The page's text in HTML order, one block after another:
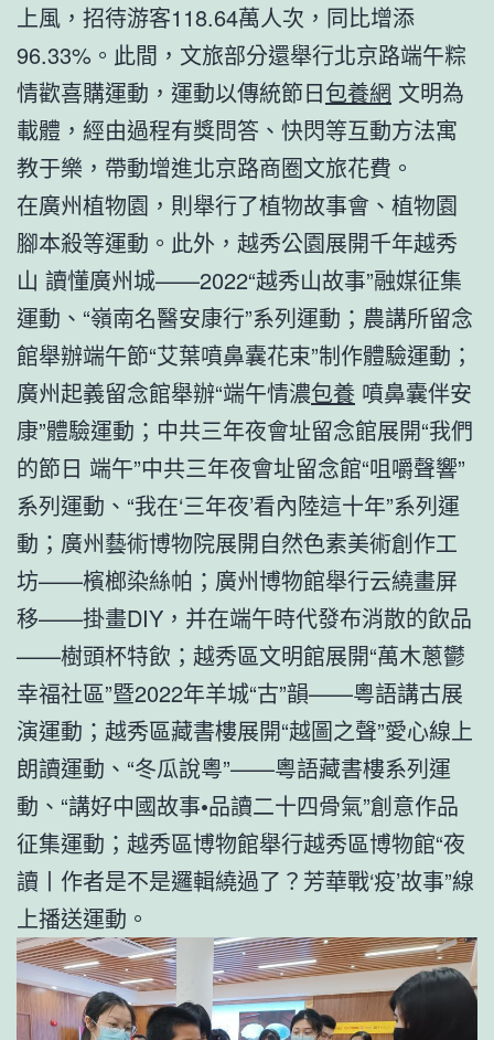
上風，招待游客118.64萬人次，同比增添
96.33%。此間，文旅部分還舉行北京路端午粽
情歡喜購運動，運動以傳統節日包養網 文明為
載體，經由過程有獎問答、快閃等互動方法寓
教于樂，帶動增進北京路商圈文旅花費。
在廣州植物園，則舉行了植物故事會、植物園
腳本殺等運動。此外，越秀公園展開千年越秀
山 讀懂廣州城——2022“越秀山故事”融媒征集
運動、“嶺南名醫安康行”系列運動；農講所留念
館舉辦端午節“艾葉噴鼻囊花束”制作體驗運動；
廣州起義留念館舉辦“端午情濃包養 噴鼻囊伴安
康”體驗運動；中共三年夜會址留念館展開“我們
的節日 端午”中共三年夜會址留念館“咀嚼聲響”
系列運動、“我在‘三年夜’看內陸這十年”系列運
動；廣州藝術博物院展開自然色素美術創作工
坊——檳榔染絲帕；廣州博物館舉行云繞畫屏
移——掛畫DIY，并在端午時代發布消散的飲品
——樹頭杯特飲；越秀區文明館展開“萬木蔥鬱
幸福社區”暨2022年羊城“古”韻——粵語講古展
演運動；越秀區藏書樓展開“越圖之聲”愛心線上
朗讀運動、“冬瓜說粵”——粵語藏書樓系列運
動、“講好中國故事•品讀二十四骨氣”創意作品
征集運動；越秀區博物館舉行越秀區博物館“夜
讀丨作者是不是邏輯繞過了？芳華戰‘疫’故事”線
上播送運動。